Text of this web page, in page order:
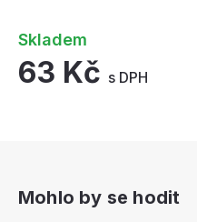
Skladem
63 Kč s DPH
Mohlo by se hodit